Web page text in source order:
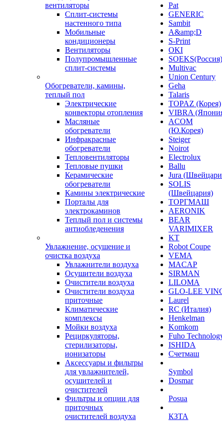
вентиляторы
Сплит-системы
настенного типа
Мобильные
кондиционеры
Вентиляторы
Полупромышленные
сплит-системы
Обогреватели, камины,
теплый пол
Электрические
конвекторы отопления
Масляные
обогреватели
Инфракрасные
обогреватели
Тепловентиляторы
Тепловые пушки
Керамические
обогреватели
Камины электрические
Порталы для
электрокаминов
Теплый пол и системы
антиобледенения
Увлажнение, осушение и
очистка воздуха
Увлажнители воздуха
Осушители воздуха
Очистители воздуха
Очистители воздуха
приточные
Климатические
комплексы
Мойки воздуха
Рециркуляторы,
стерилизаторы,
ионизаторы
Аксессуары и фильтры
для увлажнителей,
осушителей и
очистителей
Фильтры и опции для
приточных
очистителей воздуха
Pat
GENERIC
Sambit
A&amp;D
S-Print
OKI
SOEKS(Россия)
Multivac
Union Century
Geha
Talaris
TOPAZ (Корея)
VIBRA
ACOM
(Ю.Корея)
Steiger
Noirot
Electrolux
Ballu
Jura
SOLIS
(Швейцария)
ТОРГМАШ
AERONIK
BEAR
VARIMIXER
KT
Robot Coupe
VEMA
MACAP
SIRMAN
LILOMA
GLO-LEE
Laurel
RC (Италия)
Henkelman
Komkom
Fuho
ISHIDA
Счетмаш
Symbol
Dosmar
Posua
КЗТА